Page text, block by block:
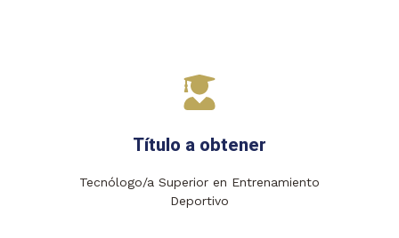
Título a obtener
Tecnólogo/a Superior en Entrenamiento
Deportivo